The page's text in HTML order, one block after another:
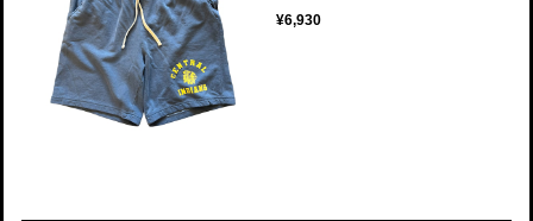
¥6,930